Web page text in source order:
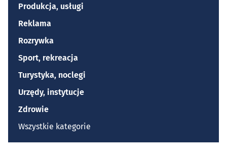
Produkcja, usługi
Reklama
Rozrywka
Sport, rekreacja
Turystyka, noclegi
Urzędy, instytucje
Zdrowie
Wszystkie kategorie